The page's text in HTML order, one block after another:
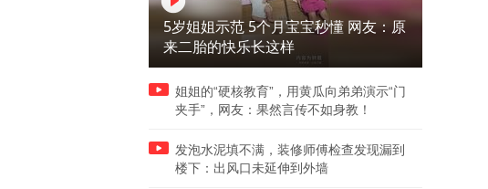
5岁姐姐示范 5个月宝宝秒懂 网友：原
来二胎的快乐长这样
姐姐的“硬核教育”，用黄瓜向弟弟演示“门
夹手”，网友：果然言传不如身教！
发泡水泥填不满，装修师傅检查发现漏到
楼下：出风口未延伸到外墙